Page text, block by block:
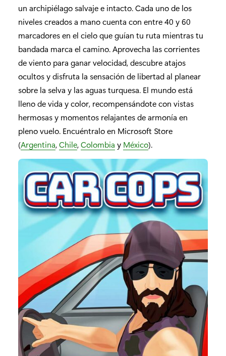
un archipiélago salvaje e intacto. Cada uno de los
niveles creados a mano cuenta con entre 40 y 60
marcadores en el cielo que guían tu ruta mientras tu
bandada marca el camino. Aprovecha las corrientes
de viento para ganar velocidad, descubre atajos
ocultos y disfruta la sensación de libertad al planear
sobre la selva y las aguas turquesa. El mundo está
lleno de vida y color, recompensándote con vistas
hermosas y momentos relajantes de armonía en
pleno vuelo. Encuéntralo en Microsoft Store
(Argentina,Chile,Colombia y México).